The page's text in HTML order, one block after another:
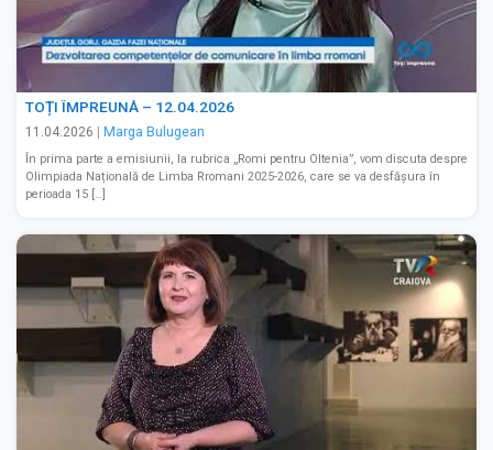
TOȚI ÎMPREUNĂ – 12.04.2026
11.04.2026 Marga Bulugean
În prima parte a emisiunii, la rubrica „Romi pentru Oltenia”, vom discuta despre
Olimpiada Națională de Limba Rromani 2025-2026, care se va desfășura în
perioada 15 […]